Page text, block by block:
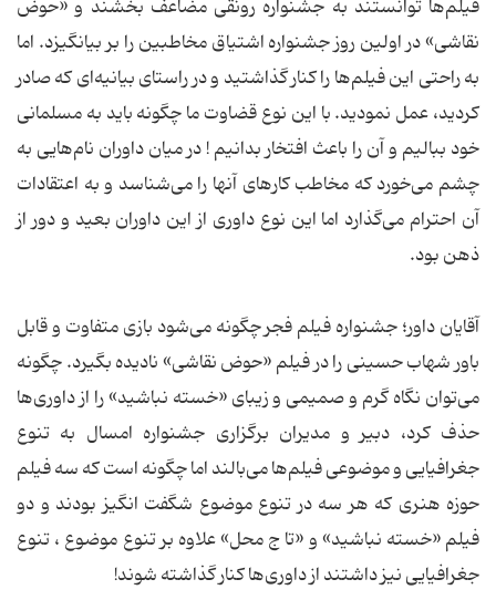
فیلم‌ها توانستند به جشنواره رونقی مضاعف بخشند و «حوض
نقاشی» در اولین روز جشنواره اشتیاق مخاطبین را بر بیانگیزد. اما
به راحتی این فیلم‌ها را کنار گذاشتید و در راستای بیانیه‌ای که صادر
کردید، عمل نمودید. با این نوع قضاوت ما چگونه باید به مسلمانی
خود ببالیم و آن را باعث افتخار بدانیم ! در میان داوران نام‌هایی به
چشم می‌خورد که مخاطب کارهای آنها را می‌شناسد و به اعتقادات
آن احترام می‌گذارد اما این نوع داوری از این داوران بعید و دور از
ذهن بود.
آقایان داور؛ جشنواره فیلم فجر چگونه می‌شود بازی متفاوت و قابل
باور شهاب حسینی را در فیلم «حوض نقاشی» نادیده بگیرد. چگونه
می‌توان نگاه گرم و صمیمی و زیبای «خسته نباشید» را از داوری‌ها
حذف کرد، دبیر و مدیران برگزاری جشنواره امسال به تنوع
جغرافیایی و موضوعی فیلم‌ها می‌بالند اما چگونه است که سه فیلم
حوزه هنری که هر سه در تنوع موضوع شگفت انگیز بودند و دو
فیلم «خسته نباشید» و «تا ج محل» علاوه بر تنوع موضوع ، تنوع
جغرافیایی نیز داشتند از داوری‌ها کنار گذاشته شوند!